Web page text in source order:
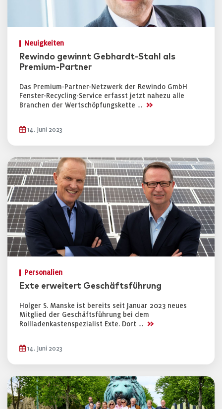
Neuigkeiten
Rewindo gewinnt Gebhardt-Stahl als
Premium-Partner
Das Premium-Partner-Netzwerk der Rewindo GmbH
Fenster-Recycling-Service erfasst jetzt nahezu alle
Branchen der Wertschöpfungskette … >>
14. Juni 2023
Personalien
Exte erweitert Geschäftsführung
Holger S. Manske ist bereits seit Januar 2023 neues
Mitglied der Geschäftsführung bei dem
Rollladenkastenspezialist Exte. Dort … >>
14. Juni 2023